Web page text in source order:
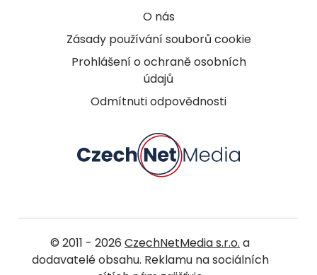
O nás
Zásady používání souborů cookie
Prohlášení o ochraně osobních
údajů
Odmítnuti odpovědnosti
© 2011 - 2026 CzechNetMedia s.r.o. a
dodavatelé obsahu. Reklamu na sociálních